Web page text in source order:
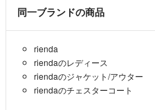
同一ブランドの商品
rienda
riendaのレディース
riendaのジャケット/アウター
riendaのチェスターコート